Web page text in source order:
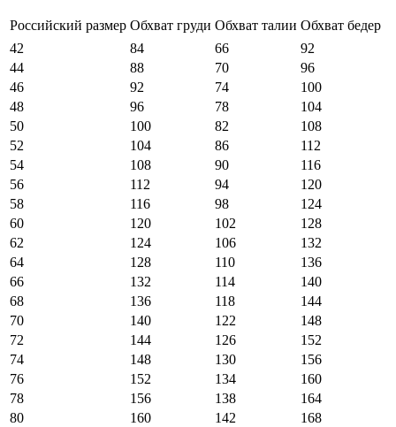
Российский размер Обхват груди Обхват талии Обхват бедер
42
84 66
92
44
88 70
96
46
92 74
100
48
96 78
104
50
100 82
108
52
104 86
112
54
108 90
116
56
112 94
120
58
116 98
124
60
120 102
128
62
124 106
132
64
128 110
136
66
132 114
140
68
136 118
144
70
140 122
148
72
144 126
152
74
148 130
156
76
152 134
160
78
156 138
164
80
160 142
168